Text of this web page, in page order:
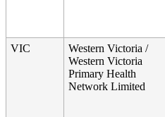
VIC Western Victoria /
Western Victoria
Primary Health
Network Limited